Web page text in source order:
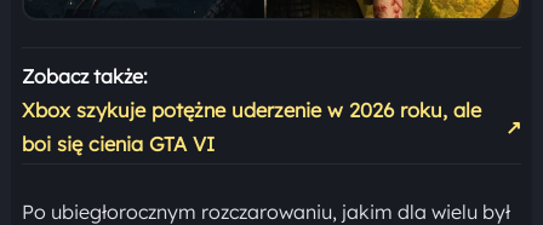
Zobacz także:
Xbox szykuje potężne uderzenie w 2026 roku, ale
boi się cienia GTA VI
↗
Po ubiegłorocznym rozczarowaniu, jakim dla wielu był